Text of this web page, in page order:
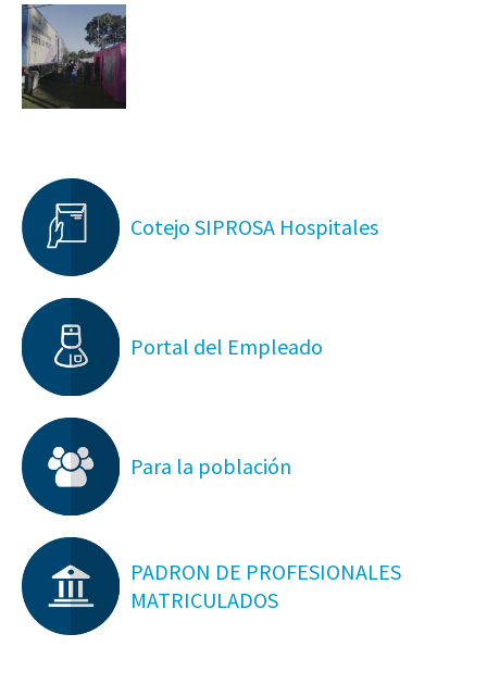
Cotejo SIPROSA Hospitales
Portal del Empleado
Para la población
PADRON DE PROFESIONALES
MATRICULADOS